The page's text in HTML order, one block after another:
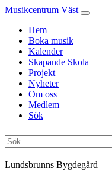
Musikcentrum Väst
Hem
Boka musik
Kalender
Skapande Skola
Projekt
Nyheter
Om oss
Medlem
Sök
Lundsbrunns Bygdegård